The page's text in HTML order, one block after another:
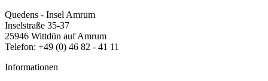
Quedens - Insel Amrum
Inselstraße 35-37
25946 Wittdün auf Amrum
Telefon: +49 (0) 46 82 - 41 11
Informationen